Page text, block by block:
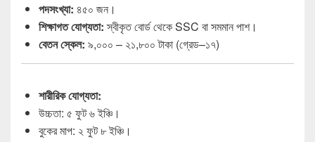
পদসংখ্যা: ৪৫০ জন।
শিক্ষাগত যোগ্যতা:স্বীকৃত বোর্ড থেকে SSC বা সমমান পাশ।
বেতন স্কেল: ৯,০০০ – ২১,৮০০ টাকা (গ্রেড–১৭)
শারীরিক যোগ্যতা:
উচ্চতা: ৫ ফুট ৬ ইঞ্চি।
বুকের মাপ: ২ ফুট ৮ ইঞ্চি।